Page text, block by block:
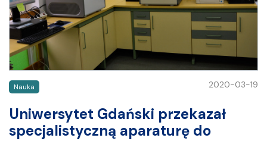
Nauka 2020-03-19
Uniwersytet Gdański przekazał
specjalistyczną aparaturę do